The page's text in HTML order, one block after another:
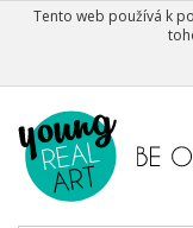
Tento web používá k